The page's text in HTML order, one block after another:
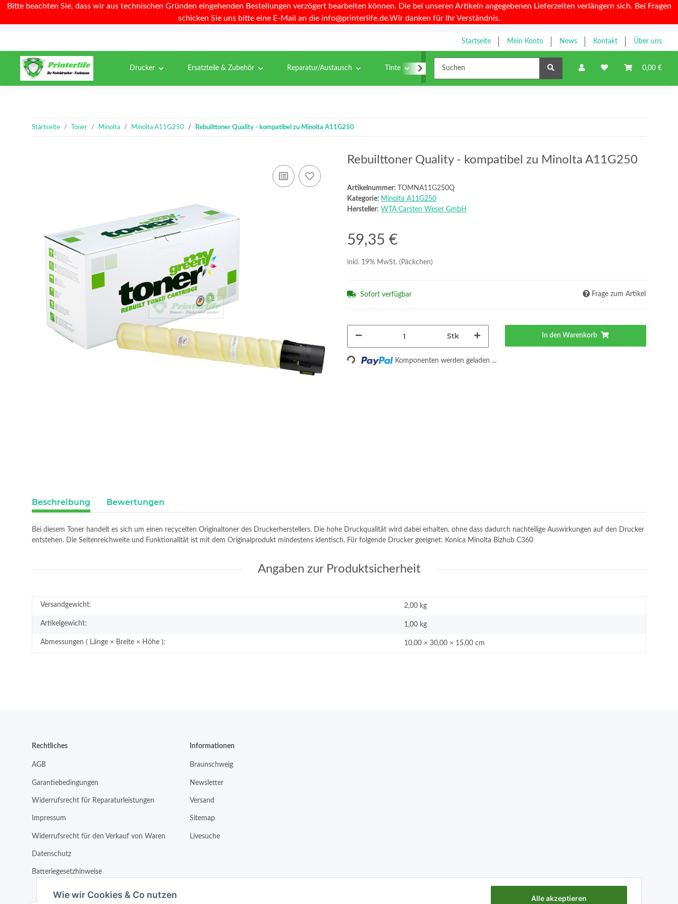
Bitte beachten Sie, dass wir aus technischen Gründen eingehenden Bestellungen verzögert bearbeiten können. Die bei unseren Artikeln angegebenen Lieferzeiten verlängern sich. Bei Fragen
schicken Sie uns bitte eine E-Mail an die info@printerlife.de.Wir danken für Ihr Verständnis.
Startseite Mein Konto News Kontakt Über uns
0,00 €
Drucker Ersatzteile & Zubehör Reparatur/Austausch Tinte Toner
Startseite Toner Minolta Minolta A11G250 Rebuilttoner Quality - kompatibel zu Minolta A11G250
Rebuilttoner Quality - kompatibel zu Minolta A11G250
Artikelnummer:
TOMNA11G250Q
Kategorie: Minolta A11G250
Hersteller: WTA Carsten Weser GmbH
59,35 €
inkl. 19% MwSt. (Päckchen)
Sofort verfügbar Frage zum Artikel
Stk In den Warenkorb
Loading... Komponenten werden geladen ...
Beschreibung Bewertungen
Bei diesem Toner handelt es sich um einen recycelten Originaltoner des Druckerherstellers. Die hohe Druckqualität wird dabei erhalten, ohne dass dadurch nachteilige Auswirkungen auf den Drucker
entstehen. Die Seitenreichweite und Funktionalität ist mit dem Originalprodukt mindestens identisch. Für folgende Drucker geeignet: Konica Minolta Bizhub C360
Angaben zur Produktsicherheit
Versandgewicht: 2,00 kg
Artikelgewicht: 1,00 kg
Abmessungen ( Länge × Breite × Höhe ): 10,00 × 30,00 × 15,00 cm
Rechtliches
AGB
Garantiebedingungen
Widerrufsrecht für Reparaturleistungen
Impressum
Widerrufsrecht für den Verkauf von Waren
Datenschutz
Batteriegesetzhinweise
Informationen
Braunschweig
Newsletter
Versand
Sitemap
Livesuche
Wie wir Cookies & Co nutzen Alle akzeptieren